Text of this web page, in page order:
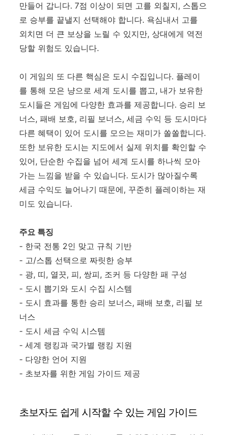
만들어 갑니다. 7점 이상이 되면 고를 외칠지, 스톱으
로 승부를 끝낼지 선택해야 합니다. 욕심내서 고를
외치면 더 큰 보상을 노릴 수 있지만, 상대에게 역전
당할 위험도 있습니다.
이 게임의 또 다른 핵심은 도시 수집입니다. 플레이
를 통해 모은 냥으로 세계 도시를 뽑고, 내가 보유한
도시들은 게임에 다양한 효과를 제공합니다. 승리 보
너스, 패배 보호, 리필 보너스, 세금 수익 등 도시마다
다른 혜택이 있어 도시를 모으는 재미가 쏠쏠합니다.
또한 보유한 도시는 지도에서 실제 위치를 확인할 수
있어, 단순한 수집을 넘어 세계 도시를 하나씩 모아
가는 느낌을 받을 수 있습니다. 도시가 많아질수록
세금 수익도 늘어나기 때문에, 꾸준히 플레이하는 재
미도 있습니다.
주요 특징
- 한국 전통 2인 맞고 규칙 기반
- 고/스톱 선택으로 짜릿한 승부
- 광, 띠, 열끗, 피, 쌍피, 조커 등 다양한 패 구성
- 도시 뽑기와 도시 수집 시스템
- 도시 효과를 통한 승리 보너스, 패배 보호, 리필 보
너스
- 도시 세금 수익 시스템
- 세계 랭킹과 국가별 랭킹 지원
- 다양한 언어 지원
- 초보자를 위한 게임 가이드 제공
초보자도 쉽게 시작할 수 있는 게임 가이드